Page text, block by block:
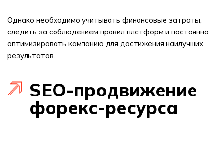
Однако необходимо учитывать финансовые затраты,
следить за соблюдением правил платформ и постоянно
оптимизировать кампанию для достижения наилучших
результатов.
SEO-продвижение
форекс-ресурса